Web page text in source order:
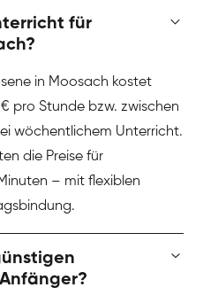
für
in Moosach kostet
pro Stunde bzw. zwischen
wöchentlichem Unterricht.
die Preise für
– mit flexiblen